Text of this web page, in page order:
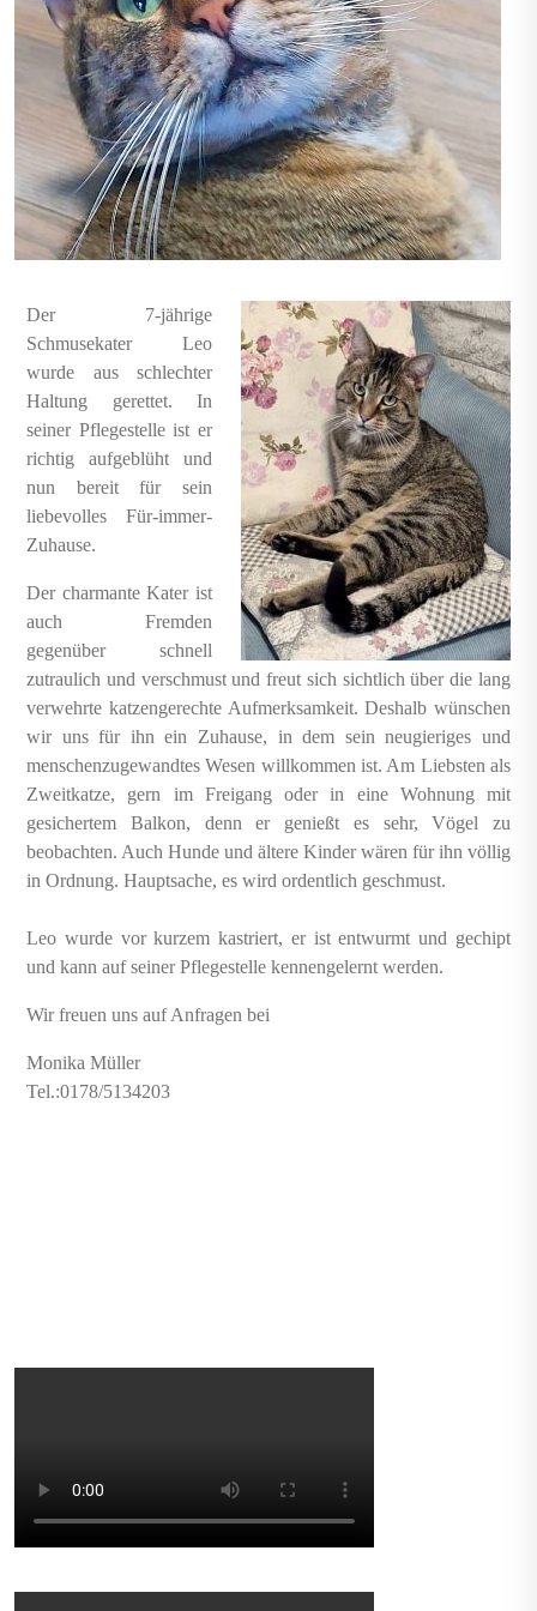
Der 7-jährige
Schmusekater Leo
wurde aus schlechter
Haltung gerettet. In
seiner Pflegestelle ist er
richtig aufgeblüht und
nun bereit für sein
liebevolles Für-immer-
Zuhause.
Der charmante Kater ist
auch Fremden
gegenüber schnell
zutraulich und verschmust und freut sich sichtlich über die lang
verwehrte katzengerechte Aufmerksamkeit. Deshalb wünschen
wir uns für ihn ein Zuhause, in dem sein neugieriges und
menschenzugewandtes Wesen willkommen ist. Am Liebsten als
Zweitkatze, gern im Freigang oder in eine Wohnung mit
gesichertem Balkon, denn er genießt es sehr, Vögel zu
beobachten. Auch Hunde und ältere Kinder wären für ihn völlig
in Ordnung. Hauptsache, es wird ordentlich geschmust.
Leo wurde vor kurzem kastriert, er ist entwurmt und gechipt
und kann auf seiner Pflegestelle kennengelernt werden.
Wir freuen uns auf Anfragen bei
Monika Müller
Tel.:0178/5134203